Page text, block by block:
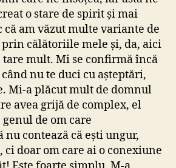
o stare de spirit și mai
că am văzut multe variante de
călătoriile mele și, da, aici
mult. Mi se confirmă încă
nu te duci cu așteptări,
Mi-a plăcut mult de domnul
avea grijă de complex, el
de om care
nu contează că ești ungur,
ci doar om care ai o conexiune